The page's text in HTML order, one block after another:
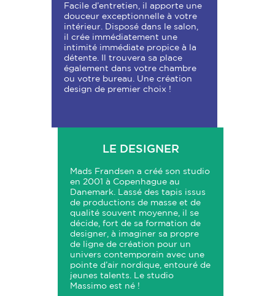
Facile d’entretien, il apporte une
douceur exceptionnelle à votre
intérieur. Disposé dans le salon,
il crée immédiatement une
intimité immédiate propice à la
détente. Il trouvera sa place
également dans votre chambre
ou votre bureau. Une création
design de premier choix !
LE DESIGNER
Mads Frandsen a créé son studio
en 2001 à Copenhague au
Danemark. Lassé des tapis issus
de productions de masse et de
qualité souvent moyenne, il se
décide, fort de sa formation de
designer, à imaginer sa propre
de ligne de création pour un
univers contemporain avec une
pointe d’air nordique, entouré de
jeunes talents. Le studio
Massimo est né !